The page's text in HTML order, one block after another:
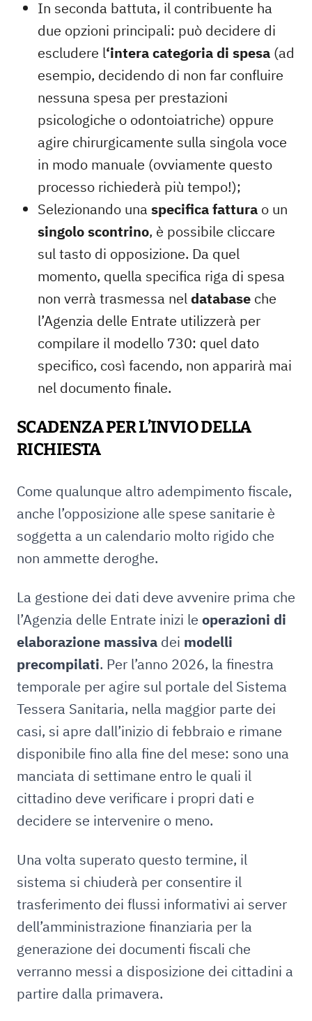
In seconda battuta, il contribuente ha
due opzioni principali: può decidere di
escludere l‘intera categoria di spesa (ad
esempio, decidendo di non far confluire
nessuna spesa per prestazioni
psicologiche o odontoiatriche) oppure
agire chirurgicamente sulla singola voce
in modo manuale (ovviamente questo
processo richiederà più tempo!);
Selezionando una specifica fattura o un
singolo scontrino, è possibile cliccare
sul tasto di opposizione. Da quel
momento, quella specifica riga di spesa
non verrà trasmessa neldatabase che
l’Agenzia delle Entrate utilizzerà per
compilare il modello 730: quel dato
specifico, così facendo, non apparirà mai
nel documento finale.
SCADENZA PER L’INVIO DELLA
RICHIESTA
Come qualunque altro adempimento fiscale,
anche l’opposizione alle spese sanitarie è
soggetta a un calendario molto rigido che
non ammette deroghe.
La gestione dei dati deve avvenire prima che
l’Agenzia delle Entrate inizi le operazioni di
elaborazione massiva dei modelli
precompilati. Per l’anno 2026, la finestra
temporale per agire sul portale del Sistema
Tessera Sanitaria, nella maggior parte dei
casi, si apre dall’inizio di febbraio e rimane
disponibile fino alla fine del mese: sono una
manciata di settimane entro le quali il
cittadino deve verificare i propri dati e
decidere se intervenire o meno.
Una volta superato questo termine, il
sistema si chiuderà per consentire il
trasferimento dei flussi informativi ai server
dell’amministrazione finanziaria per la
generazione dei documenti fiscali che
verranno messi a disposizione dei cittadini a
partire dalla primavera.